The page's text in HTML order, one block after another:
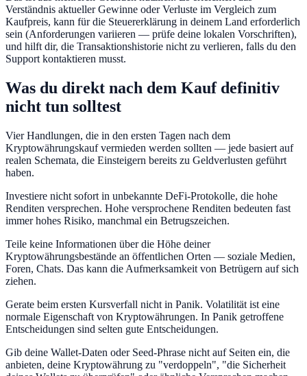
Verständnis aktueller Gewinne oder Verluste im Vergleich zum
Kaufpreis, kann für die Steuererklärung in deinem Land erforderlich
sein (Anforderungen variieren — prüfe deine lokalen Vorschriften),
und hilft dir, die Transaktionshistorie nicht zu verlieren, falls du den
Support kontaktieren musst.
Was du direkt nach dem Kauf definitiv
nicht tun solltest
Vier Handlungen, die in den ersten Tagen nach dem
Kryptowährungskauf vermieden werden sollten — jede basiert auf
realen Schemata, die Einsteigern bereits zu Geldverlusten geführt
haben.
Investiere nicht sofort in unbekannte DeFi-Protokolle, die hohe
Renditen versprechen. Hohe versprochene Renditen bedeuten fast
immer hohes Risiko, manchmal ein Betrugszeichen.
Teile keine Informationen über die Höhe deiner
Kryptowährungsbestände an öffentlichen Orten — soziale Medien,
Foren, Chats. Das kann die Aufmerksamkeit von Betrügern auf sich
ziehen.
Gerate beim ersten Kursverfall nicht in Panik. Volatilität ist eine
normale Eigenschaft von Kryptowährungen. In Panik getroffene
Entscheidungen sind selten gute Entscheidungen.
Gib deine Wallet-Daten oder Seed-Phrase nicht auf Seiten ein, die
anbieten, deine Kryptowährung zu "verdoppeln", "die Sicherheit